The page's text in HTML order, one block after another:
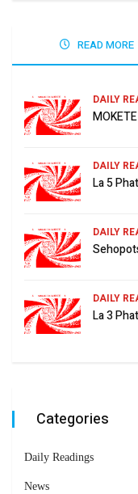
READ MORE
DAILY
DAILY
La 5
DAILY
DAILY
La 3
Categories
Daily Readings
News